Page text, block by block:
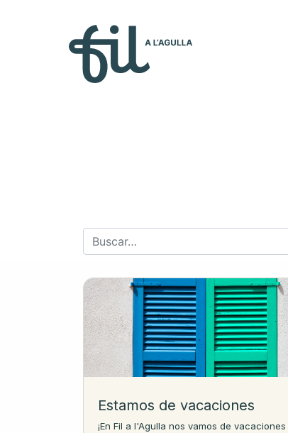
Estamos de vacaciones
¡En Fil a l'Agulla nos vamos de vacaciones